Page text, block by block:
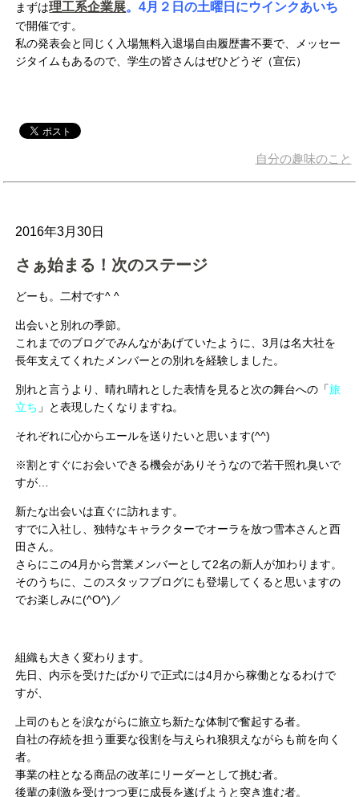
まずは理工系企業展。4月２日の土曜日にウインクあいち
で開催です。
私の発表会と同じく入場無料入退場自由履歴書不要で、メッセー
ジタイムもあるので、学生の皆さんはぜひどうぞ（宣伝）
自分の趣味のこと
2016年3月30日
さぁ始まる！次のステージ
どーも。二村です^ ^
出会いと別れの季節。
これまでのブログでみんながあげていたように、3月は名大社を
長年支えてくれたメンバーとの別れを経験しました。
別れと言うより、晴れ晴れとした表情を見ると次の舞台への「旅
立ち 」と表現したくなりますね。
それぞれに心からエールを送りたいと思います(^^)
※割とすぐにお会いできる機会がありそうなので若干照れ臭いで
すが…
新たな出会いは直ぐに訪れます。
すでに入社し、独特なキャラクターでオーラを放つ雪本さんと西
田さん。
さらにこの4月から営業メンバーとして2名の新人が加わります。
そのうちに、このスタッフブログにも登場してくると思いますの
でお楽しみに(^O^)／
組織も大きく変わります。
先日、内示を受けたばかりで正式には4月から稼働となるわけで
すが、
上司のもとを涙ながらに旅立ち新たな体制で奮起する者。
自社の存続を担う重要な役割を与えられ狼狽えながらも前を向く
者。
事業の柱となる商品の改革にリーダーとして挑む者。
後輩の刺激を受けつつ更に成長を遂げようと突き進む者。